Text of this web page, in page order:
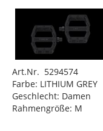
Art.Nr. 5294574
Farbe: LITHIUM GREY
Geschlecht: Damen
Rahmengröße: M